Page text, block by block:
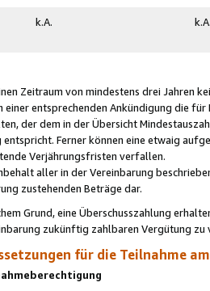
k.A.
Zeitraum von mindestens drei Jahren
einer entsprechenden Ankündigung die
der dem in der Übersicht
Ferner können eine etwaig
Verjährungsfristen verfallen.
aller in der Vereinbarung
zustehenden Beträge dar.
Grund, eine Überschusszahlung
zukünftig zahlbaren Vergütung zu
für die Teilnahme